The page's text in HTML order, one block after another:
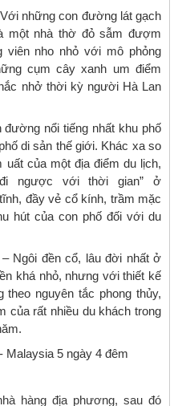
Với những con đường lát gạch
một nhà thờ đỏ sẫm đượm
viên nho nhỏ với mô phỏng
cụm cây xanh um điểm
nhở thời kỳ người Hà Lan
nổi tiếng nhất khu phố
di sản thế giới. Khác xa so
của một địa điểm du lịch,
ngược với thời gian” ở
đầy vẻ cổ kính, trầm mặc
hút của con phố đối với du
– Ngôi đền cổ, lâu đời nhất ở
khá nhỏ, nhưng với thiết kế
nguyên tắc phong thủy,
của rất nhiều du khách trong
hàng địa phương, sau đó